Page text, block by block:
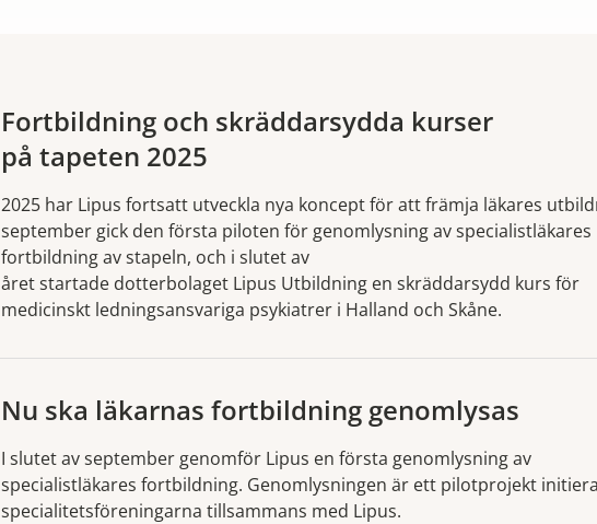
Fortbildning och skräddarsydda kurser
på tapeten 2025
2025 har Lipus fortsatt utveckla nya koncept för att främja läkares
september gick den första piloten för genomlysning av specialistläkares
fortbildning av stapeln, och i slutet av
året startade dotterbolaget Lipus Utbildning en skräddarsydd kurs för
medicinskt ledningsansvariga psykiatrer i Halland och Skåne.
Nu ska läkarnas fortbildning genomlysas
I slutet av september genomför Lipus en första genomlysning av
specialistläkares fortbildning. Genomlysningen är ett pilotprojekt
specialitetsföreningarna tillsammans med Lipus.